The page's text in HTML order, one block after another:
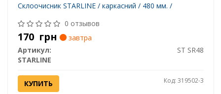
Склоочисник STARLINE / каркасний / 480 мм. /
0 отзывов
170 грн
завтра
Артикул:
ST SR48
STARLINE
КУПИТЬ Код: 319502-3